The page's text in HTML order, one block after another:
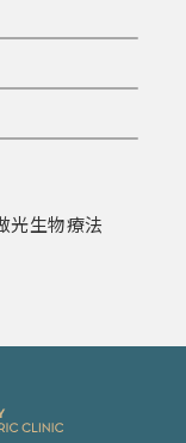
光生物療法